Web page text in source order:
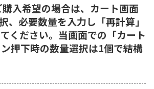
入希望の場合は、カート画面
、必要数量を入力し「再計算」
ください。当画面での「カート
押下時の数量選択は1個で結構